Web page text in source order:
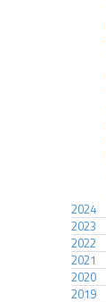
2024
2023
2022
2021
2020
2019